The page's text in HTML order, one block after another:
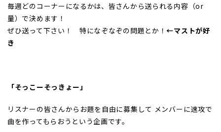
毎週どのコーナーになるかは、皆さんから送られる内容（or
量）で決めます！
ぜひ送って下さい！ 特になぞなぞの問題とか！←マストが好
き
「そっこーそっきょー」
リスナーの皆さんからお題を自由に募集して メンバーに速攻で
曲を作ってもらおうという企画です。